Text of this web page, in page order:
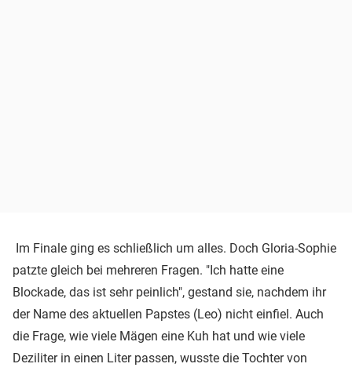
Im Finale ging es schließlich um alles. Doch Gloria-Sophie
patzte gleich bei mehreren Fragen. "Ich hatte eine
Blockade, das ist sehr peinlich", gestand sie, nachdem ihr
der Name des aktuellen Papstes (Leo) nicht einfiel. Auch
die Frage, wie viele Mägen eine Kuh hat und wie viele
Deziliter in einen Liter passen, wusste die Tochter von